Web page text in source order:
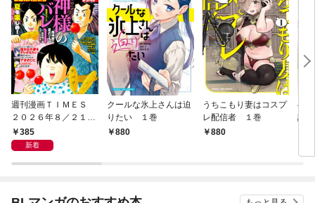
週刊漫画ＴＩＭＥＳ
２０２６年８／２１・
２８合併号
385
新着
クールな氷上さんは迫
りたい １巻
880
うちこもり妻はコスプ
レ配信者 １巻
880
へ
話